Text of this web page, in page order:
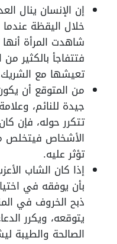
إن الإنسان ينال
خلال اليقظة
شاهدت المرأة
فتتفاجأ بالكثير من
تعيشها مع
من المتوقع أن
جيدة للنائم،
تتكرر حوله، فإن
الأشخاص فيتخلص
تؤثر عليه.
إذا كان الشاب
بأن يوفقه في
ذبح الخروف في
يتوقعه، ويكرر
الصالحة والطيبة